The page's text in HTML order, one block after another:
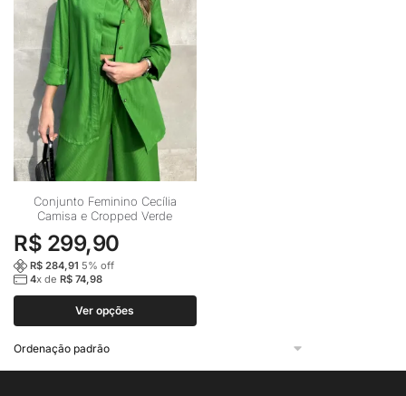
Conjunto Feminino Cecília
Camisa e Cropped Verde
R$ 299,90
R$ 284,91 5% off
4x de R$ 74,98
Ver opções
Este
produto
tem
várias
variantes.
opções
podem
ser